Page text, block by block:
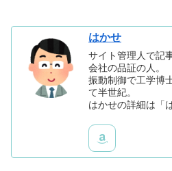
はかせ
サイト管理人で記
会社の品証の人。
振動制御で工学博
て半世紀。
はかせの詳細は「